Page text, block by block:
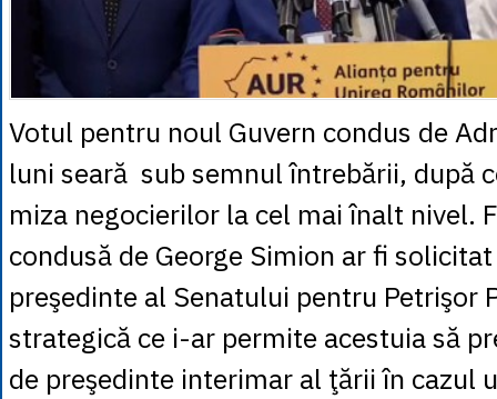
Votul pentru noul Guvern condus de
luni seară sub semnul întrebării, după
miza negocierilor la cel mai înalt nivel.
condusă de George Simion ar fi
preşedinte al Senatului pentru Petrişor
strategică ce i-ar permite acestuia să
de preşedinte interimar al ţării în cazul